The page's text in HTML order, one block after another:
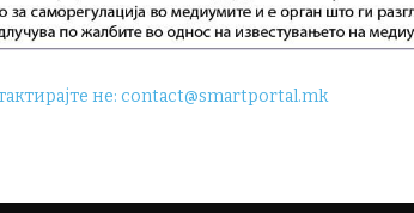
не:contact@smartportal.mk